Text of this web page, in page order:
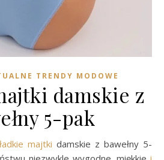
TRENDY MODOWE
damskie z
5-pak
majtki damskie z bawełny 5-